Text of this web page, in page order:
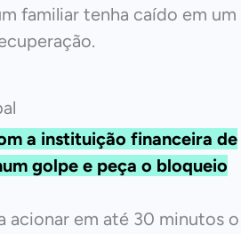
familiar tenha caído em um
a instituição financeira de
golpe e peça o bloqueio
acionar em até 30 minutos o